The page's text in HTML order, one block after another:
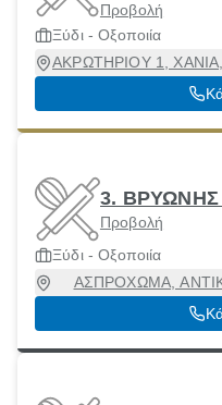
Προβολή
Ξύδι - Οξοποιία
ΑΚΡΩΤΗΡΙΟΥ 1, ΧΑΝΙΑ,
3. ΒΡΥΩΝΗΣ
Προβολή
Ξύδι - Οξοποιία
ΑΣΠΡΟΧΩΜΑ,